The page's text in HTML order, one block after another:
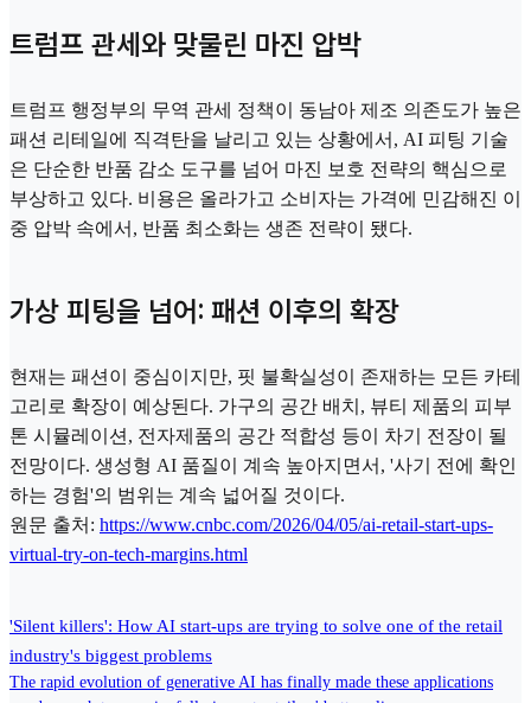
트럼프 관세와 맞물린 마진 압박
트럼프 행정부의 무역 관세 정책이 동남아 제조 의존도가 높은
패션 리테일에 직격탄을 날리고 있는 상황에서, AI 피팅 기술
은 단순한 반품 감소 도구를 넘어 마진 보호 전략의 핵심으로
부상하고 있다. 비용은 올라가고 소비자는 가격에 민감해진 이
중 압박 속에서, 반품 최소화는 생존 전략이 됐다.
가상 피팅을 넘어: 패션 이후의 확장
현재는 패션이 중심이지만, 핏 불확실성이 존재하는 모든 카테
고리로 확장이 예상된다. 가구의 공간 배치, 뷰티 제품의 피부
톤 시뮬레이션, 전자제품의 공간 적합성 등이 차기 전장이 될
전망이다. 생성형 AI 품질이 계속 높아지면서, '사기 전에 확인
하는 경험'의 범위는 계속 넓어질 것이다.
원문 출처: https://www.cnbc.com/2026/04/05/ai-retail-start-ups-
virtual-try-on-tech-margins.html
'Silent killers': How AI start-ups are trying to solve one of the retail
industry's biggest problems
The rapid evolution of generative AI has finally made these applications